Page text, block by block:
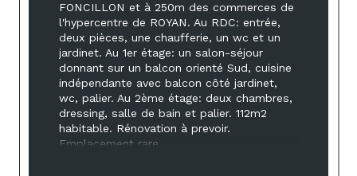
FONCILLON et à 250m des commerces de
l'hypercentre de ROYAN. Au RDC: entrée,
deux pièces, une chaufferie, un wc et un
jardinet. Au 1er étage: un salon-séjour
donnant sur un balcon orienté Sud, cuisine
indépendante avec balcon côté jardinet,
wc, palier. Au 2ème étage: deux chambres,
dressing, salle de bain et palier. 112m2
habitable. Rénovation à prevoir.
Emplacement rare